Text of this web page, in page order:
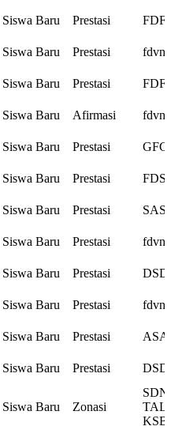
Siswa Baru Prestasi
Siswa Baru Prestasi
Siswa Baru Prestasi
Siswa Baru Afirmasi
Siswa Baru Prestasi
Siswa Baru Prestasi
Siswa Baru Prestasi
Siswa Baru Prestasi
Siswa Baru Prestasi
Siswa Baru Prestasi
Siswa Baru Prestasi
Siswa Baru Prestasi
Siswa Baru Zonasi
SDN
KSB